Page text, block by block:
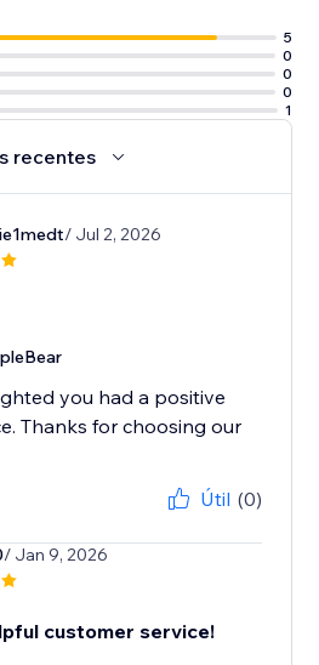
5
0
0
0
1
recentes
/ Jul 2, 2026
you had a positive
Thanks for choosing our
Útil (0)
/ Jan 9, 2026
customer service!